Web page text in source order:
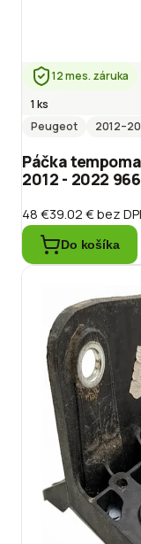
12 mes. záruka
1 ks
Peugeot
2012
Páčka
2012 - 2022
48 €39.02 €bez
Do košíka